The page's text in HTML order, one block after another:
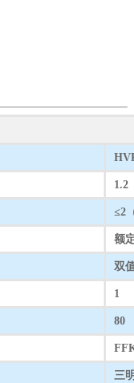
1.2
≤2
额
双
1
80
三